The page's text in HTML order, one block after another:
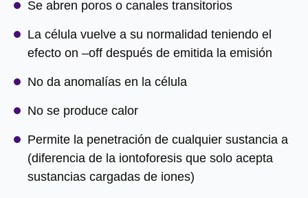
Se abren poros o canales transitorios
La célula vuelve a su normalidad teniendo el
efecto on –off después de emitida la emisión
No da anomalías en la célula
No se produce calor
Permite la penetración de cualquier sustancia a
(diferencia de la iontoforesis que solo acepta
sustancias cargadas de iones)